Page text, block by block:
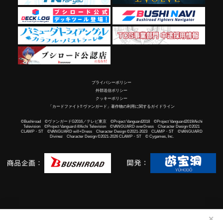
プライバシーポリシー
外部送信ポリシー
クッキーポリシー
「カードファイト!! ヴァンガード」著作物の利用に関するガイドライン
©Bushiroad ©ヴァンガードG2016／テレビ東京 ©Project Vanguard2018 ©Project Vanguard2019/Aichi
Television ©Project Vanguard if/Aichi Television ©VANGUARD overDress Character Design ©2021
CLAMP・ST ©VANGUARD will+Dress Character Design ©2021-2023 CLAMP・ST ©VANGUARD
Divinez Character Design ©2021-2026 CLAMP・ST © Cygames, Inc.